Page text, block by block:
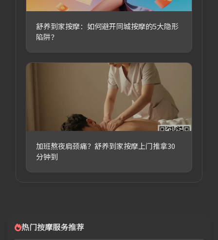
舒养到家按摩：如何避开同城按摩的5大隐形
陷阱？
加班熬夜肩颈痛？舒养到家按摩上门推拿30
分钟到
热门按摩服务推荐